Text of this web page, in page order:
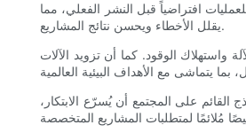
افتراضياً قبل النشر الفعلي، مما
يقلل الأخطاء ويحسن نتائج المشاريع.
واستهلاك الوقود. كما أن تزويد الآلات
على المجتمع أن يُسرّع الابتكار،